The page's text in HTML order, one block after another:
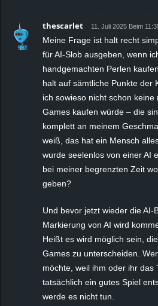
thescarlet 11. Juli 2025 Beim
Meine Frage ist halt recht
für AI-Slob ausgeben, wenn
handgemachten Perlen
halt auf sämtliche Punkte der
ich sowieso nicht schon
Games kaufen würde – die
komplett an meinem
weiß, das hat ein Mensch
wurde seelenlos von einer AI
bei meiner begrenzten Zeit
geben?
Und bevor jetzt wieder die AI-
Markierung von AI wird
Heißt es wird möglich sein,
Games zu unterscheiden.
möchte, weil ihm oder ihr das
tatsächlich ein gutes Spiel
werde es nicht tun.